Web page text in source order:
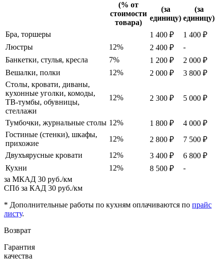
(% от
стоимости
товара)
(за
единицу)
(за
единицу)
Бра, торшеры
1 400 ₽
1 400 ₽
Люстры
12% 2 400 ₽
-
Банкетки, стулья, кресла
7% 1 200 ₽
2 000 ₽
Вешалки, полки
12% 2 000 ₽
3 800 ₽
Столы, кровати, диваны,
кухонные уголки, комоды,
ТВ-тумбы, обувницы,
стеллажи
12% 2 300 ₽ 5 000 ₽
Тумбочки, журнальные столы 12% 1 800 ₽
4 000 ₽
Гостиные (стенки), шкафы,
прихожие
12% 2 800 ₽
7 500 ₽
Двухъярусные кровати
12% 3 400 ₽
6 800 ₽
Кухни
12% 8 500 ₽
-
за МКАД 30 руб./км
СПб за КАД 30 руб./км
* Дополнительные работы по кухням оплачиваются по прайс
листу.
Возврат
Гарантия
качества